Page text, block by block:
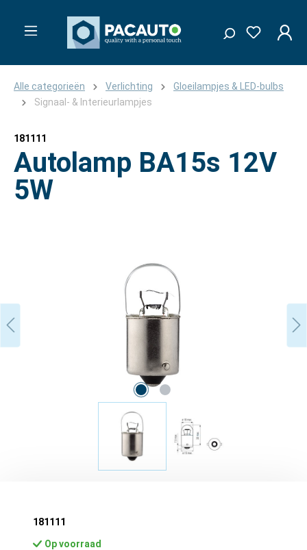
Alle categorieën Verlichting
Gloeilampjes & LED-bulbs
Signaal- & Interieurlampjes
181111
Autolamp BA15s 12V
5W
181111
Op voorraad